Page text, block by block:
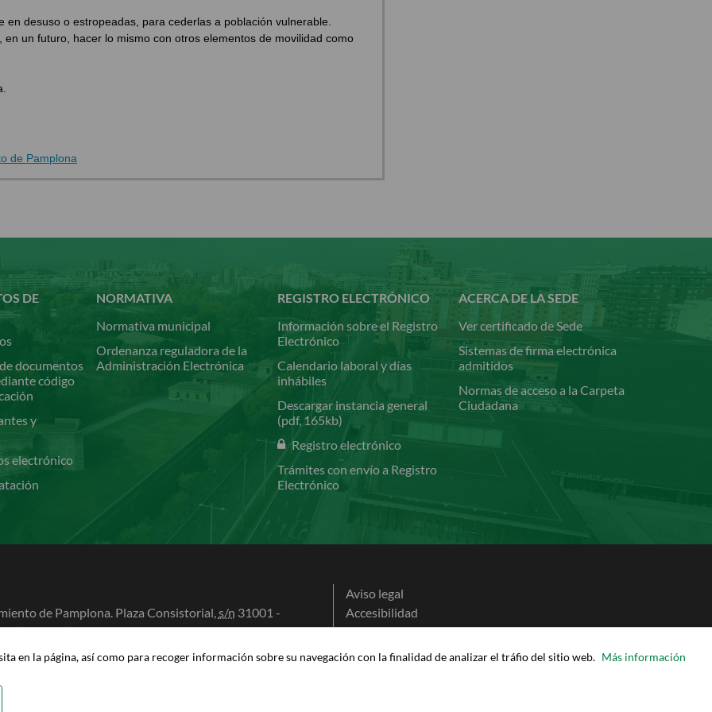
en la página, así como para recoger información sobre su navegación con la finalidad de analizar el tráfio del sitio web. Más información
desuso o estropeadas, para cederlas a población vulnerable.
un futuro, hacer lo mismo con otros elementos de movilidad como
de Pamplona
DE
documentos
código
y
electrónico
NORMATIVA
Normativa municipal
Ordenanza reguladora de la
Administración Electrónica
REGISTRO ELECTRÓNICO
Información sobre el Registro
Electrónico
Calendario laboral y días
inhábiles
Descargar instancia general
(pdf, 165kb)
Registro electrónico
Trámites con envío a Registro
Electrónico
ACERCA DE LA SEDE
Ver certificado de Sede
Sistemas de firma electrónica
admitidos
Normas de acceso a la Carpeta
Ciudadana
de Pamplona. Plaza Consistorial,s/n 31001 -
(Navarra)
100
Aviso legal
Accesibilidad
Política de cookies
Política de privacidad